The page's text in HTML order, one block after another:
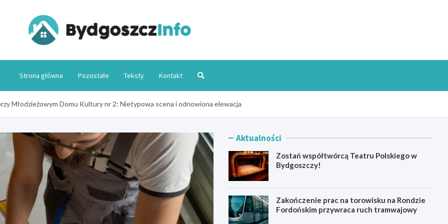
Strona główna Pozostałe Teksty Kontakt
Młodzieżowym Domu Kultury nr 2: Nietypowa scena i odnowiona elewacja
Aktualności
Zostań współtwórcą Teatru Polskiego w
Bydgoszczy!
Zakończenie prac na torowisku na Rondzie
Fordońskim przywraca ruch tramwajowy